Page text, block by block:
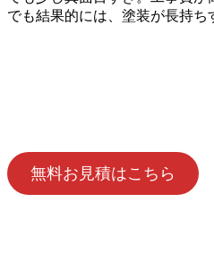
でも結果的には、塗装が長持ち
無料お見積はこちら